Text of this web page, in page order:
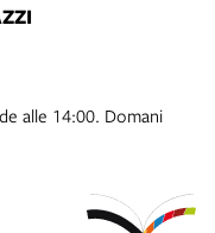
alle 14:00. Domani